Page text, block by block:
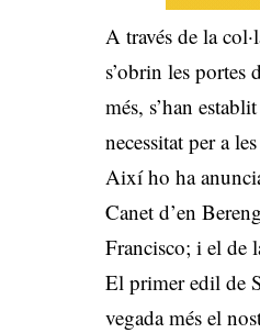
A través de la
s’obrin les portes
més, s’han
necessitat per a
Així ho ha
Canet d’en
Francisco; i el de
El primer edil de
vegada més el